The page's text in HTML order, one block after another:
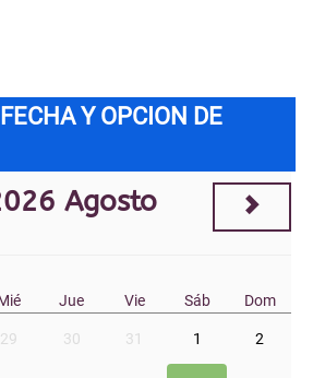
Y OPCION DE
Agosto
Jue Vie Sáb Dom
29 30 31 1 2